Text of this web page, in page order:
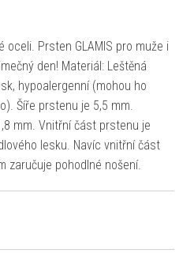
Prsten GLAMIS pro muže i
den! Materiál: Leštěná
hypoalergenní (mohou ho
Šíře prstenu je 5,5 mm.
mm. Vnitřní část prstenu je
lesku. Navíc vnitřní část
zaručuje pohodlné nošení.